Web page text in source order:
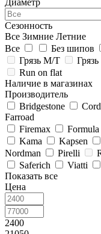
Диаметр
Сезонность
Все Зимние Летние
Все
Без шипов
Грязь M/T
Run on flat
Наличие в магазинах
Производитель
Bridgestone
Farroad
Firemax
Formula
Kama
Kapsen
Nordman
Pirelli
Saferich
Viatti
Показать все
Цена
2400